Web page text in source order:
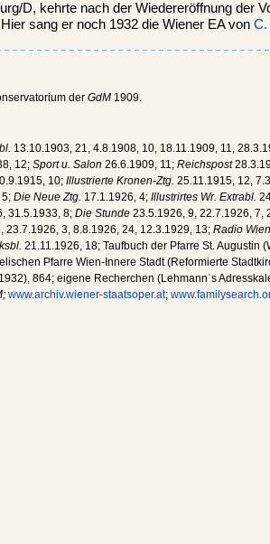
D, kehrte nach der Wiedereröffnung der
sang er noch 1932 die Wiener EA von C.
der GdM 1909.
13.10.1903, 21, 4.8.1908, 10, 18.11.1909, 11,
12; Sport u. Salon 26.6.1909, 11; Reichspost
10; Illustrierte Kronen-Ztg. 25.11.1915, 12,
Die Neue Ztg. 17.1.1926, 4; Illustrirtes Wr. Extrabl.
31.5.1933, 8; Die Stunde 23.5.1926, 9, 22.7.1926, 7,
23.7.1926, 3, 8.8.1926, 24, 12.3.1929, 13; Radio Wien
21.11.1926, 18; Taufbuch der Pfarre St. Augustin
Pfarre Wien-Innere Stadt (Reformierte
864; eigene Recherchen (Lehmannʾs
www.archiv.wiener-staatsoper.at;